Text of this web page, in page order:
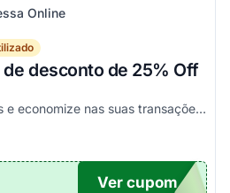
Online
desconto de 25% Off
Aproveite o quanto antes e economize nas suas transações, tanto PF quanto PJ!
OM25
Ver cupom